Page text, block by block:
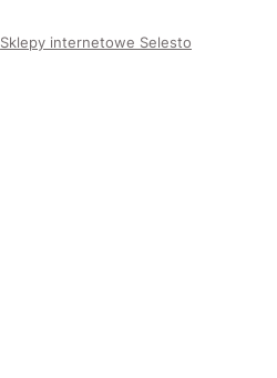
Sklepy internetowe Selesto